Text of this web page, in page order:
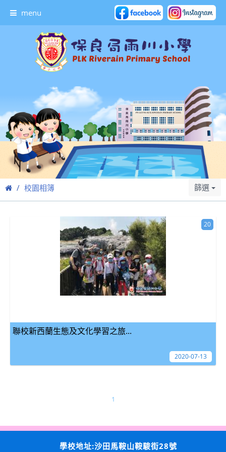
menu
校園相簿 篩選
聯校新西蘭生態及文化學習之旅...
20
2020-07-13
1
學校地址:沙田馬鞍山鞍駿街28號